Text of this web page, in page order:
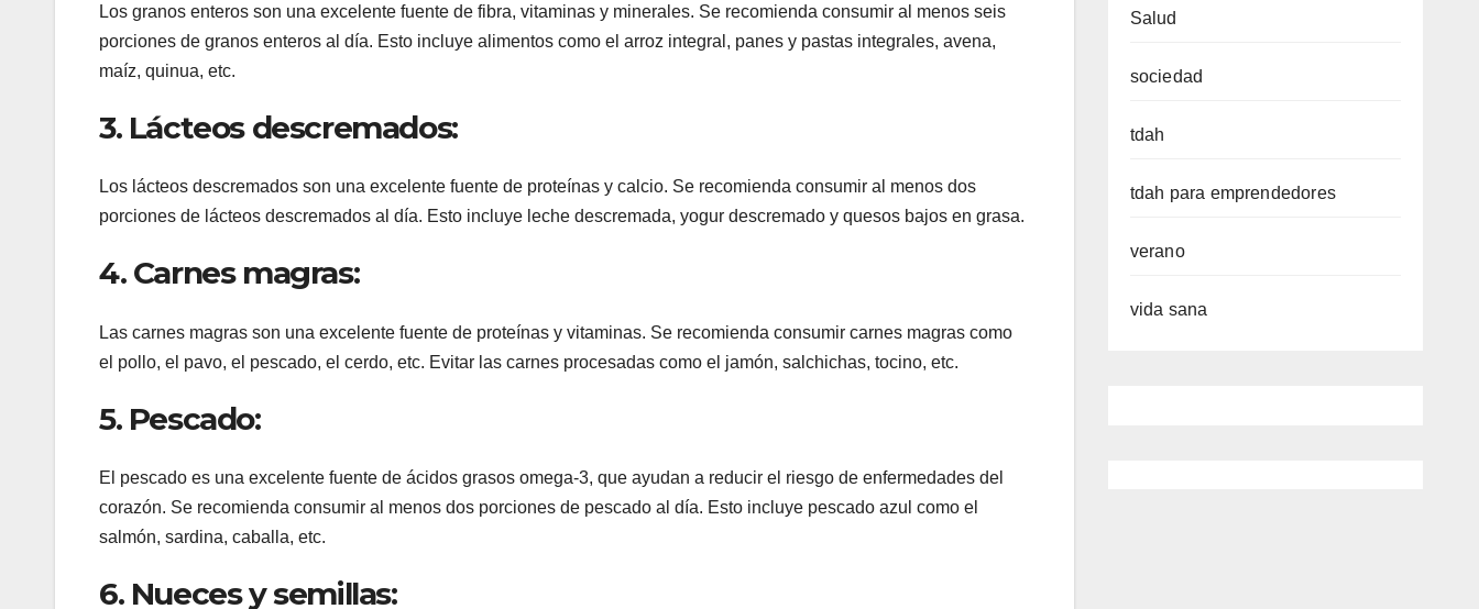
Los granos enteros son una excelente fuente de fibra, vitaminas y minerales. Se recomienda consumir al menos seis
porciones de granos enteros al día. Esto incluye alimentos como el arroz integral, panes y pastas integrales, avena,
maíz, quinua, etc.
3. Lácteos descremados:
Los lácteos descremados son una excelente fuente de proteínas y calcio. Se recomienda consumir al menos dos
porciones de lácteos descremados al día. Esto incluye leche descremada, yogur descremado y quesos bajos en grasa.
4. Carnes magras:
Las carnes magras son una excelente fuente de proteínas y vitaminas. Se recomienda consumir carnes magras como
el pollo, el pavo, el pescado, el cerdo, etc. Evitar las carnes procesadas como el jamón, salchichas, tocino, etc.
5. Pescado:
El pescado es una excelente fuente de ácidos grasos omega-3, que ayudan a reducir el riesgo de enfermedades del
corazón. Se recomienda consumir al menos dos porciones de pescado al día. Esto incluye pescado azul como el
salmón, sardina, caballa, etc.
6. Nueces y semillas:
Salud
sociedad
tdah
tdah para emprendedores
verano
vida sana